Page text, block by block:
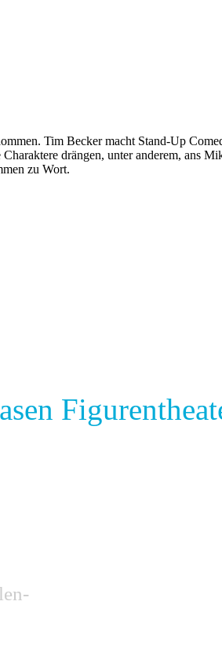
Tim Becker macht Stand-Up
drängen, unter anderem, ans
zu Wort.